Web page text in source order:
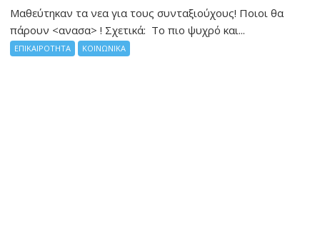
Μαθεύτηκαν τα νεα για τους συνταξιούχους! Ποιοι θα
πάρουν <ανασα> ! Σχετικά: Το πιο ψυχρό και...
ΕΠΙΚΑΙΡΟΤΗΤΑ ΚΟΙΝΩΝΙΚΑ